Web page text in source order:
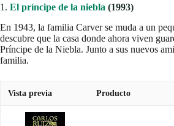
1. El príncipe de la niebla (1993)
En 1943, la familia Carver se muda a un
descubre que la casa donde ahora viven
Príncipe de la Niebla. Junto a sus nuevos
familia.
Vista previa Producto